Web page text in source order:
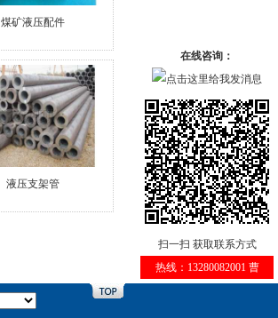
煤矿液压配件
液压支架管
在线咨询：
扫一扫 获取联系方式
热线：13280082001 曹